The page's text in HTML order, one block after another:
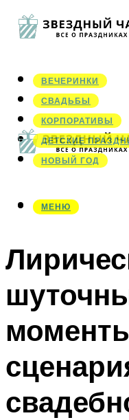
ВЕЧЕРИНКИ
СВАДЬБЫ
КОРПОРАТИВЫ
ДЕТСКИЕ
НОВЫЙ ГОД
МЕНЮ
МЕНЮ